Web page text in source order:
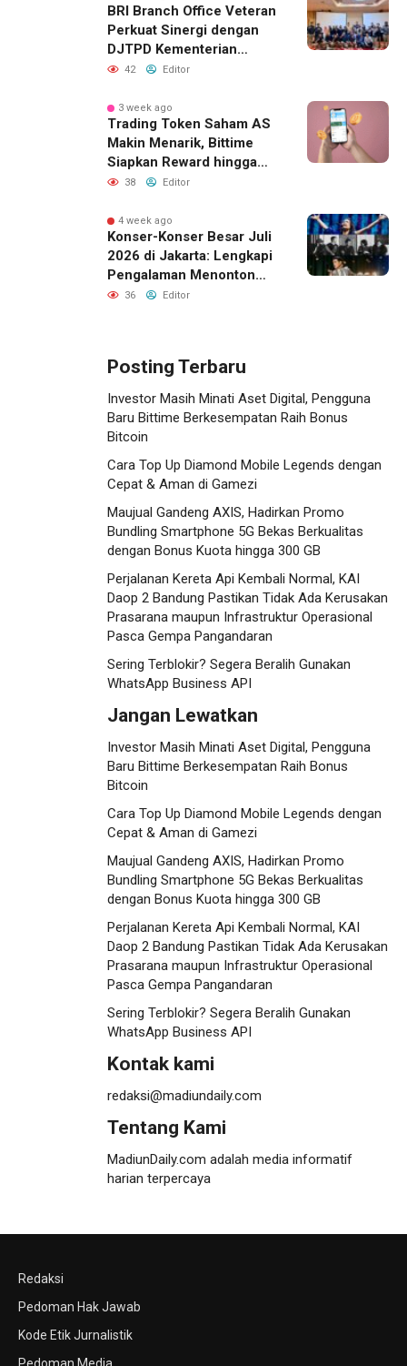
BRI Branch Office Veteran
Perkuat Sinergi dengan
DJTPD Kementerian
Komdigi RI melalui
Layanan BRI
42 Editor
3 week ago
Trading Token Saham AS
Makin Menarik, Bittime
Siapkan Reward hingga
Rp10 Juta
38 Editor
4 week ago
Konser-Konser Besar Juli
2026 di Jakarta: Lengkapi
Pengalaman Menonton
dengan Menginap Lebih
36 Editor
Posting Terbaru
Investor Masih Minati Aset Digital, Pengguna
Baru Bittime Berkesempatan Raih Bonus
Bitcoin
Cara Top Up Diamond Mobile Legends dengan
Cepat & Aman di Gamezi
Maujual Gandeng AXIS, Hadirkan Promo
Bundling Smartphone 5G Bekas Berkualitas
dengan Bonus Kuota hingga 300 GB
Perjalanan Kereta Api Kembali Normal, KAI
Daop 2 Bandung Pastikan Tidak Ada Kerusakan
Prasarana maupun Infrastruktur Operasional
Pasca Gempa Pangandaran
Sering Terblokir? Segera Beralih Gunakan
WhatsApp Business API
Jangan Lewatkan
Investor Masih Minati Aset Digital, Pengguna
Baru Bittime Berkesempatan Raih Bonus
Bitcoin
Cara Top Up Diamond Mobile Legends dengan
Cepat & Aman di Gamezi
Maujual Gandeng AXIS, Hadirkan Promo
Bundling Smartphone 5G Bekas Berkualitas
dengan Bonus Kuota hingga 300 GB
Perjalanan Kereta Api Kembali Normal, KAI
Daop 2 Bandung Pastikan Tidak Ada Kerusakan
Prasarana maupun Infrastruktur Operasional
Pasca Gempa Pangandaran
Sering Terblokir? Segera Beralih Gunakan
WhatsApp Business API
Kontak kami
redaksi@madiundaily.com
Tentang Kami
MadiunDaily.com adalah media informatif
harian terpercaya
Redaksi
Pedoman Hak Jawab
Kode Etik Jurnalistik